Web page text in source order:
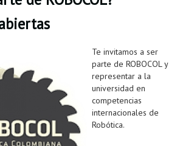
Te invitamos a ser
parte de ROBOCOL y
representar a la
universidad en
competencias
internacionales de
Robótica.